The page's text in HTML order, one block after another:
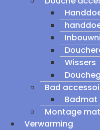
Wissers
Bad
Badmat
Montage
Verwarming